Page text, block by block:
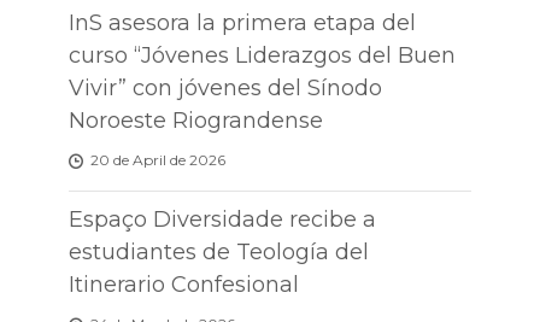
InS asesora la primera etapa del
curso “Jóvenes Liderazgos del Buen
Vivir” con jóvenes del Sínodo
Noroeste Riograndense
20 de April de 2026
Espaço Diversidade recibe a
estudiantes de Teología del
Itinerario Confesional